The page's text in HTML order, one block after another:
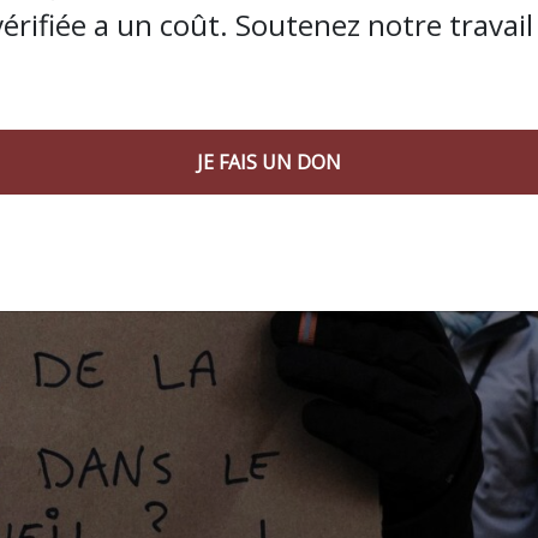
ni négociable retrait, retrait de cette réforme », « ni un
a un coût. Soutenez notre travail
JE FAIS UN DON